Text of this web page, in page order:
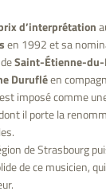
d’interprétation
en 1992 et sa
Saint-Étienne-
Durufléen
imposé comme
il porte la
de Strasbourg
de ce musicien,